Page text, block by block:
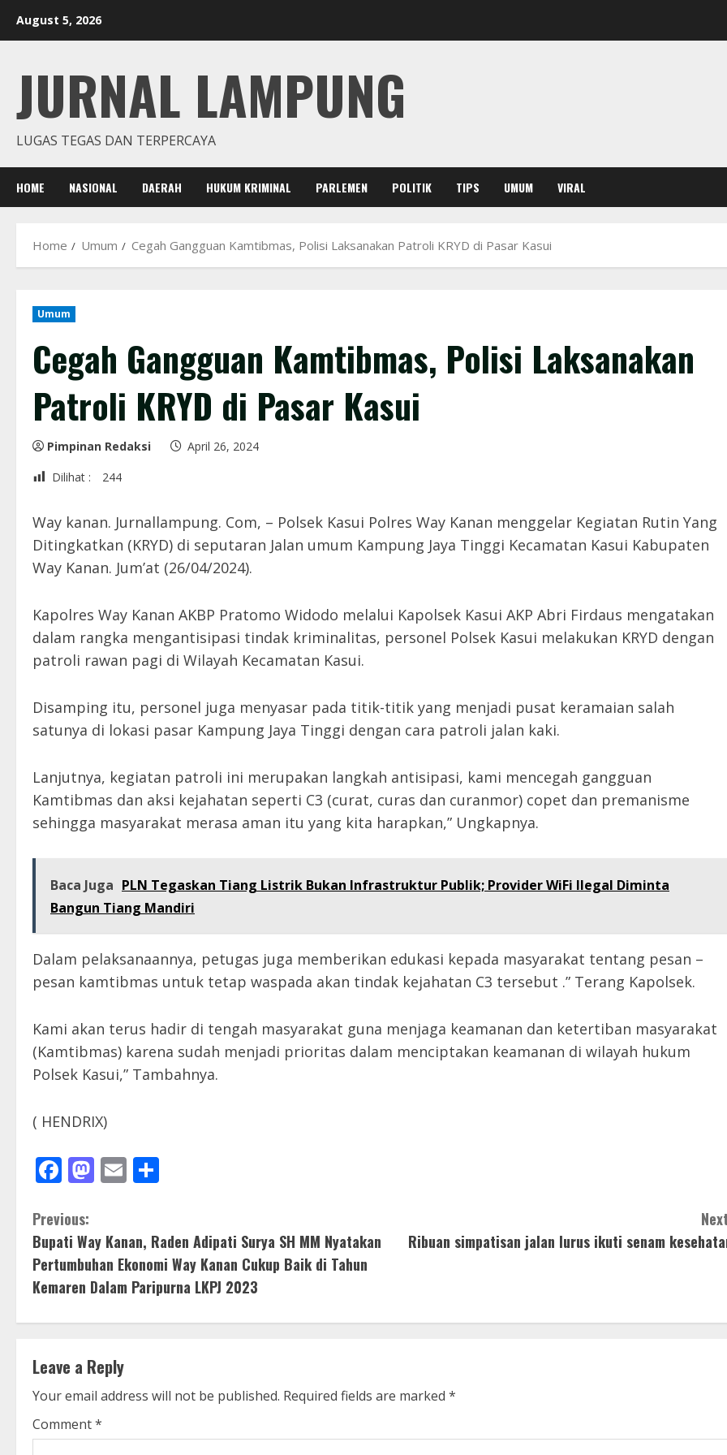
August 5, 2026
JURNAL LAMPUNG
LUGAS TEGAS DAN TERPERCAYA
HOME NASIONAL DAERAH HUKUM KRIMINAL PARLEMEN POLITIK TIPS UMUM VIRAL
Home Umum Cegah Gangguan Kamtibmas, Polisi Laksanakan Patroli KRYD di Pasar Kasui
Umum
Cegah Gangguan Kamtibmas, Polisi Laksanakan
Patroli KRYD di Pasar Kasui
Pimpinan Redaksi
April 26, 2024
Dilihat :
244
Way kanan. Jurnallampung. Com, – Polsek Kasui Polres Way Kanan menggelar Kegiatan Rutin Yang
Ditingkatkan (KRYD) di seputaran Jalan umum Kampung Jaya Tinggi Kecamatan Kasui Kabupaten
Way Kanan. Jum’at (26/04/2024).
Kapolres Way Kanan AKBP Pratomo Widodo melalui Kapolsek Kasui AKP Abri Firdaus mengatakan
dalam rangka mengantisipasi tindak kriminalitas, personel Polsek Kasui melakukan KRYD dengan
patroli rawan pagi di Wilayah Kecamatan Kasui.
Disamping itu, personel juga menyasar pada titik-titik yang menjadi pusat keramaian salah
satunya di lokasi pasar Kampung Jaya Tinggi dengan cara patroli jalan kaki.
Lanjutnya, kegiatan patroli ini merupakan langkah antisipasi, kami mencegah gangguan
Kamtibmas dan aksi kejahatan seperti C3 (curat, curas dan curanmor) copet dan premanisme
sehingga masyarakat merasa aman itu yang kita harapkan,” Ungkapnya.
Baca Juga PLN Tegaskan Tiang Listrik Bukan Infrastruktur Publik; Provider WiFi Ilegal Diminta
Bangun Tiang Mandiri
Dalam pelaksanaannya, petugas juga memberikan edukasi kepada masyarakat tentang pesan –
pesan kamtibmas untuk tetap waspada akan tindak kejahatan C3 tersebut .” Terang Kapolsek.
Kami akan terus hadir di tengah masyarakat guna menjaga keamanan dan ketertiban masyarakat
(Kamtibmas) karena sudah menjadi prioritas dalam menciptakan keamanan di wilayah hukum
Polsek Kasui,” Tambahnya.
( HENDRIX)
Facebook
Mastodon
Email
C
o
n
t
i
n
u
Previous:
Bupati Way Kanan, Raden Adipati Surya SH MM Nyatakan
Pertumbuhan Ekonomi Way Kanan Cukup Baik di Tahun
Kemaren Dalam Paripurna LKPJ 2023
Ribuan simpatisan jalan lurus ikuti senam
Leave a Reply
Your email address will not be published. Required fields are marked *
Comment*